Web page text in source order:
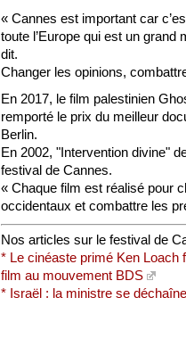
« Cannes est important car
toute l’Europe qui est un
dit.
Changer les opinions,
En 2017, le film palestinien
remporté le prix du meilleur
Berlin.
En 2002, "Intervention divine"
festival de Cannes.
« Chaque film est réalisé pour
occidentaux et combattre les
Nos articles sur le festival de
* Le cinéaste primé Ken Loach
film au mouvement BDS
* Israël : la ministre se